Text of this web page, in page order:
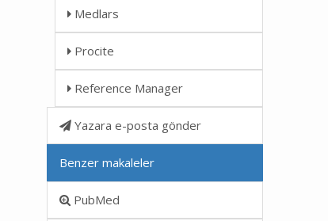
Medlars
Procite
Reference Manager
Yazara e-posta gönder
Benzer makaleler
PubMed